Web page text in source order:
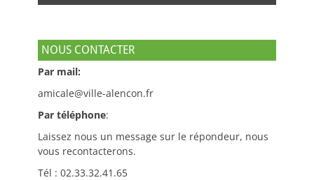
NOUS CONTACTER
Par mail:
amicale@ville-alencon.fr
Par téléphone:
Laissez nous un message sur le répondeur, nous
vous recontacterons.
Tél : 02.33.32.41.65